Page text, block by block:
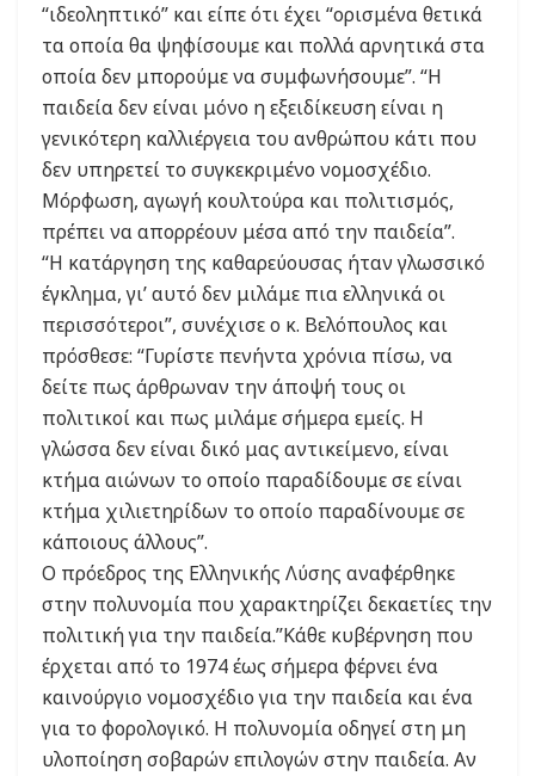
“ιδεοληπτικό” και είπε ότι έχει “ορισμένα θετικά
τα οποία θα ψηφίσουμε και πολλά αρνητικά στα
οποία δεν μπορούμε να συμφωνήσουμε”. “Η
παιδεία δεν είναι μόνο η εξειδίκευση είναι η
γενικότερη καλλιέργεια του ανθρώπου κάτι που
δεν υπηρετεί το συγκεκριμένο νομοσχέδιο.
Μόρφωση, αγωγή κουλτούρα και πολιτισμός,
πρέπει να απορρέουν μέσα από την παιδεία”.
“Η κατάργηση της καθαρεύουσας ήταν γλωσσικό
έγκλημα, γι’ αυτό δεν μιλάμε πια ελληνικά οι
περισσότεροι”, συνέχισε ο κ. Βελόπουλος και
πρόσθεσε: “Γυρίστε πενήντα χρόνια πίσω, να
δείτε πως άρθρωναν την άποψή τους οι
πολιτικοί και πως μιλάμε σήμερα εμείς. Η
γλώσσα δεν είναι δικό μας αντικείμενο, είναι
κτήμα αιώνων το οποίο παραδίδουμε σε είναι
κτήμα χιλιετηρίδων το οποίο παραδίνουμε σε
κάποιους άλλους”.
Ο πρόεδρος της Ελληνικής Λύσης αναφέρθηκε
στην πολυνομία που χαρακτηρίζει δεκαετίες την
πολιτική για την παιδεία.”Κάθε κυβέρνηση που
έρχεται από το 1974 έως σήμερα φέρνει ένα
καινούργιο νομοσχέδιο για την παιδεία και ένα
για το φορολογικό. Η πολυνομία οδηγεί στη μη
υλοποίηση σοβαρών επιλογών στην παιδεία. Αν